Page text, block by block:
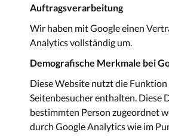
Auftragsverarbeitung
Wir haben mit Google einen
Analytics vollständig um.
Demografische Merkmale bei
Diese Website nutzt die Funktion
Seitenbesucher enthalten. Diese
bestimmten Person zugeordnet
durch Google Analytics wie im